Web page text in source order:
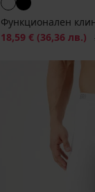
Функционален
Намаление
18,59 € (36,36 лв.)